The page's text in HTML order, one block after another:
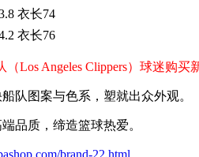
衣长74
衣长76
Los Angeles Clippers）球迷购
队图案与色系，塑就出众外观。
品质，缔造篮球热爱。
brand-22.html